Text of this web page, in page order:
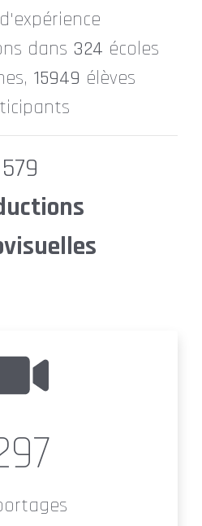
d'expérience
dans 324 écoles
15949 élèves
579